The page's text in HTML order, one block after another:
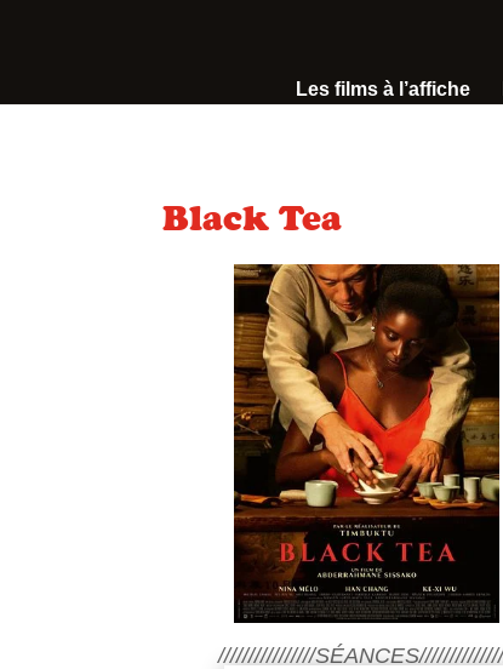
Les films à l’affiche
Black Tea
////////////////